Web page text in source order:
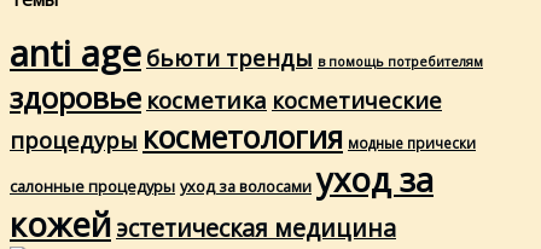
anti age бьюти тренды в помощь потребителям
здоровье косметика косметические
процедуры косметология модные прически
салонные процедуры уход за волосами уход за
кожейэстетическая медицина